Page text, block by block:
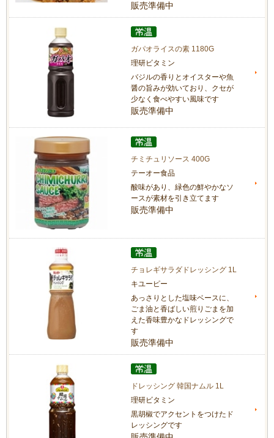
販売準備中
ガパオライスの素 1180G
理研ビタミン
バジルの香りとオイスターや魚
醤の旨みが効いており、クセが
少なく食べやすい風味です
販売準備中
チミチュリソース 400G
テーオー食品
酸味があり、緑色の鮮やかなソ
ースが素材を引き立てます
販売準備中
チョレギサラダドレッシング 1L
キユーピー
あっさりとした塩味ベースに、
ごま油と香ばしい煎りごまを加
えた香味豊かなドレッシングで
す
販売準備中
ドレッシング 韓国ナムル 1L
理研ビタミン
黒胡椒でアクセントをつけたド
レッシングです